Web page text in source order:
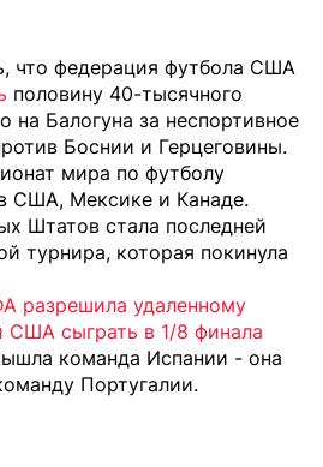
что федерация футбола США
половину 40-тысячного
на Балогуна за неспортивное
Боснии и Герцеговины.
мира по футболу
США, Мексике и Канаде.
Штатов стала последней
турнира, которая покинула
разрешила удаленному
США сыграть в 1/8 финала
команда Испании - она
Португалии.